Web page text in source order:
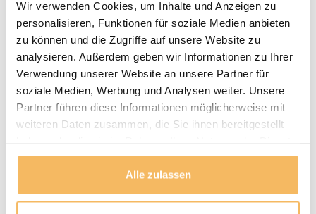
Wir verwenden Cookies, um Inhalte und Anzeigen zu
personalisieren, Funktionen für soziale Medien anbieten
zu können und die Zugriffe auf unsere Website zu
analysieren. Außerdem geben wir Informationen zu Ihrer
Verwendung unserer Website an unsere Partner für
soziale Medien, Werbung und Analysen weiter. Unsere
Partner führen diese Informationen möglicherweise mit
weiteren Daten zusammen, die Sie ihnen bereitgestellt
gesammelt haben.
Alle zulassen
Fragen zu einem unserer Produkte?
We helpen je graag bij het maken van de juiste keuze
voor jouw inrichting.
Neem contact op
Lieferung und Abholung
LIEFERN:
Puurteak.de hat einen eigenen Lieferservice und liefert die
Gartenmöbel werden bei Bedarf von unserem Fahrer
montiert und aufgestellt. Anlieferungen erfolgen nur